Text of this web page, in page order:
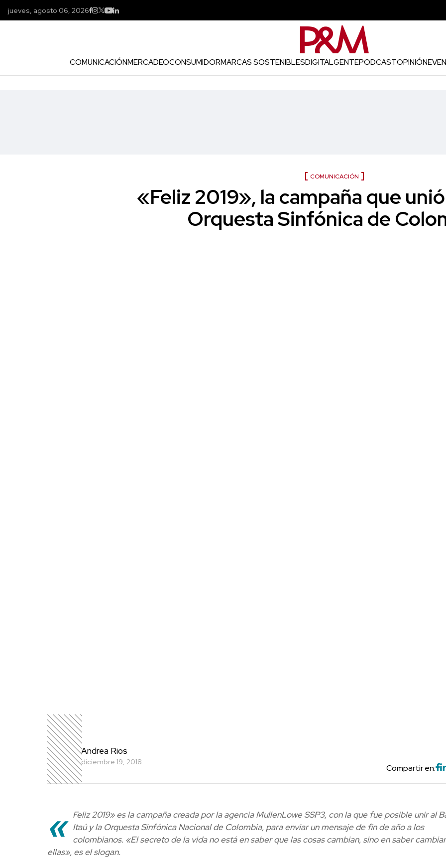
jueves, agosto 06, 2026
COMUNICACIÓNMERCADEOCONSUMIDORMARCAS SOSTENIBLESDIGITALGENTEPODCASTOPINIÓN
COMUNICACIÓN
«Feliz 2019», la campaña que
Orquesta Sinfónica de
Andrea Rios
diciembre 19, 2018
Compartir en:
«
Feliz 2019» es la campaña creada por la agencia MullenLowe SSP3, con la que fue posible unir al
Itaú y la Orquesta Sinfónica Nacional de Colombia, para enviar un mensaje de fin de año a los
colombianos. «El secreto de la vida no está en saber que las cosas cambian, sino en saber
ellas», es el slogan.